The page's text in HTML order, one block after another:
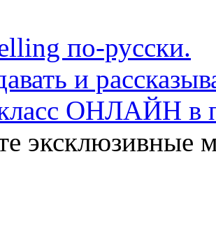
по-русски.
и
ОНЛАЙН в
эксклюзивные